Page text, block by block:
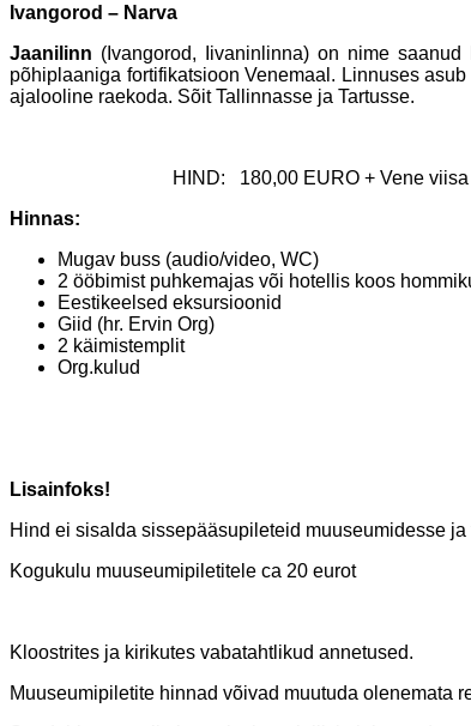
Ivangorod – Narva
Jaanilinn (Ivangorod, Iivaninlinna) on nime
põhiplaaniga fortifikatsioon Venemaal. Linnuses
ajalooline raekoda. Sõit Tallinnasse ja Tartusse.
HIND: 180,00 EURO + Vene viisa
Hinnas:
Mugav buss (audio/video, WC)
2 ööbimist puhkemajas või hotellis koos
Eestikeelsed eksursioonid
Giid (hr. Ervin Org)
2 käimistemplit
Org.kulud
Lisainfoks!
Hind ei sisalda sissepääsupileteid muuseumidesse
Kogukulu muuseumipiletitele ca 20 eurot
Kloostrites ja kirikutes vabatahtlikud annetused.
Muuseumipiletite hinnad võivad muutuda olenemata